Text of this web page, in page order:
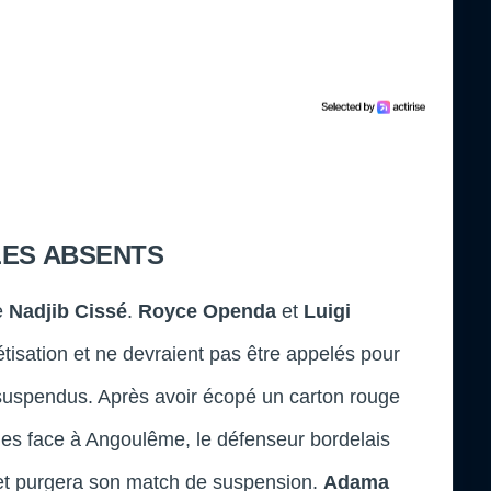
ABSENTS
Nadjib Cissé. Royce Openda et Luigi
et ne devraient pas être appelés pour
Après avoir écopé un carton rouge
face à Angoulême, le défenseur bordelais
purgera son match de suspension. Adama